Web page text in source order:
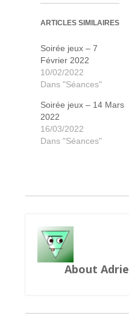
Sherlock
ARTICLES SIMILAIRES
Soirée jeux – 7
Février 2022
10/02/2022
Dans "Séances"
Soirée jeux – 14 Mars
2022
16/03/2022
Dans "Séances"
About